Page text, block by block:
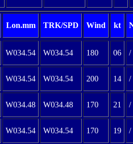
Lon.mm TRK/SPD Wind kt
W034.54 W034.54 180 06 /
W034.54 W034.54 200 14 /
W034.48 W034.48 170 21 /
W034.54 W034.54 170 19 /